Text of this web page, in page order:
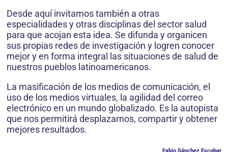
Desde aquí invitamos también a otras
especialidades y otras disciplinas del sector salud
para que acojan esta idea. Se difunda y organicen
sus propias redes de investigación y logren conocer
mejor y en forma integral las situaciones de salud de
nuestros pueblos latinoamericanos.
La masificación de los medios de comunicación, el
uso de los medios virtuales, la agilidad del correo
electrónico en un mundo globalizado. Es la autopista
que nos permitirá desplazarnos, compartir y obtener
mejores resultados.